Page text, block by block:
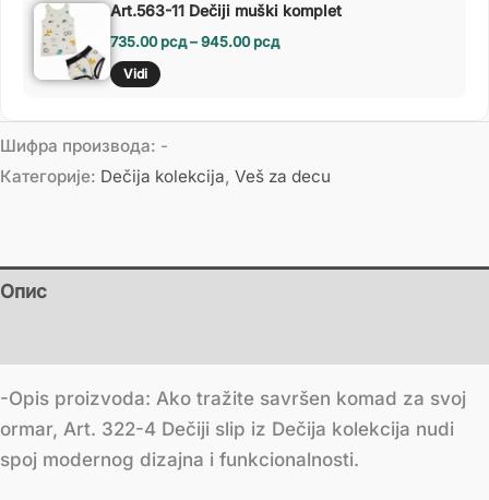
Art.563-11 Dečiji muški komplet
735.00рсд–945.00рсд
Vidi
Шифра производа: -
Категорије: Dečija kolekcija, Veš za decu
Опис
-Opis proizvoda: Ako tražite savršen komad za svoj
ormar, Art. 322-4 Dečiji slip iz Dečija kolekcija nudi
spoj modernog dizajna i funkcionalnosti.